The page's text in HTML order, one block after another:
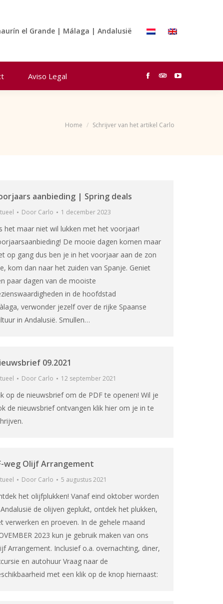
el Grande | Málaga | Andalusië
Aviso Legal
Facebook
in
TripAdvisor
YouTube
Je bent hier:
Home Schrijver van het artikel Carlo
aanbieding | Spring deals
Door Carlo 1 december 2023
het maar niet wil lukken met het voorjaar!
De mooie dagen komen maar
op gang dus ben je in het voorjaar aan de zon
kom dan naar het zuiden van Spanje. Geniet
paar dagen van de mooiste
in de hoofdstad
verwonder jezelf over de rijke Spaanse
in Andalusië. Smullen…
09.2021
Door Carlo 12 september 2021
op de nieuwsbrief om de PDF te openen! Wil je
de nieuwsbrief ontvangen klik hier om je in te
weg Olijf Arrangement
Door Carlo 5 augustus 2021
het olijfplukken! Vanaf eind oktober worden
de olijven geplukt, ontdek het plukken,
verwerken en proeven. In de gehele maand
2023 kun je gebruik maken van ons
Arrangement. Inclusief o.a. overnachting, diner,
en autohuur Vraag naar de
met een klik op de knop hiernaast:
in
in